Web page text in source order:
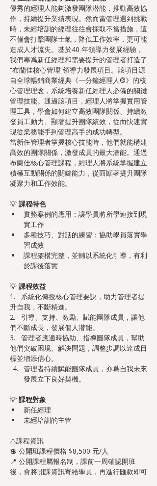
優秀的經理人能夠激發團隊潜能，推動高效協
作，持續提升業績表現。然而當管理遇到挑戰
時，未經培訓的經理往往會採取不當措施，這
不僅會打擊團隊士氣，降低工作效率，更可能
造成人才流失。基於40 年領導力發展經驗，
我們專爲新任經理和需要提升的管理者打造了
“布蘭佳核心管理”領導力發展項目。該項目源
自全球暢銷商業經典《一分鐘經理人®》的核
心管理理念，系統培養新任經理人必備的關鍵
管理技能。通過該項目，經理人將掌握實用管
理工具，學會如何建立高效團隊關係、持續激
發員工動力、顯著提升團隊績效，從而快速實
現從業務能手到管理高手的成功轉型。
當新任管理者掌握核心技能時，他們就能構建
高效的團隊關係，激發成員的最大潜能。通過
布蘭佳核心管理課程，經理人將系統掌握建立
積極互動關係的關鍵能力，從而顯著提升團隊
凝聚力和工作效能。
💡 課程特色
實務案例的應用：讓學員將所學連接到現
實工作
多種技巧、對話的練習：協助學員落實學
習成效
課程架構完整，並輔以系統化引導，有利
於課後落實
💡 課程效益
1.   系統化傳授核心管理要訣，助力管理者提
升自我，不斷精進。
2.   引導、支持、激勵、賦能團隊成員，讓他
們不斷成長，發展個人潜能。
3.   管理者應適時協助、指導團隊成員，幫助
他們突破困境、解决問題，調整步調以達成目
標並增添信心。
管理者持續賦能團隊成員，亦爲自我未來
發展立下良好契機。
💡 課程對象
新任經理
未經培訓的主管
⚠️課程資訊
💲 公開班課程價格 $8,500 元/人
📍 公開課程屬報名制，課前一周確認開班
後，會將開課資訊寄給學員，再進行匯款即可